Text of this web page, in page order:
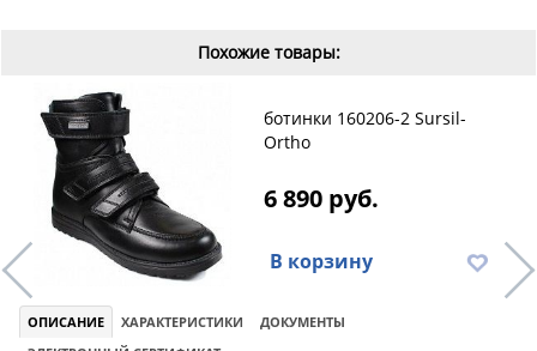
Похожие товары:
ботинки 160206-2 Sursil-
Ortho
6 890 руб.
В корзину
ОПИСАНИЕ ХАРАКТЕРИСТИКИ
ДОКУМЕНТЫ